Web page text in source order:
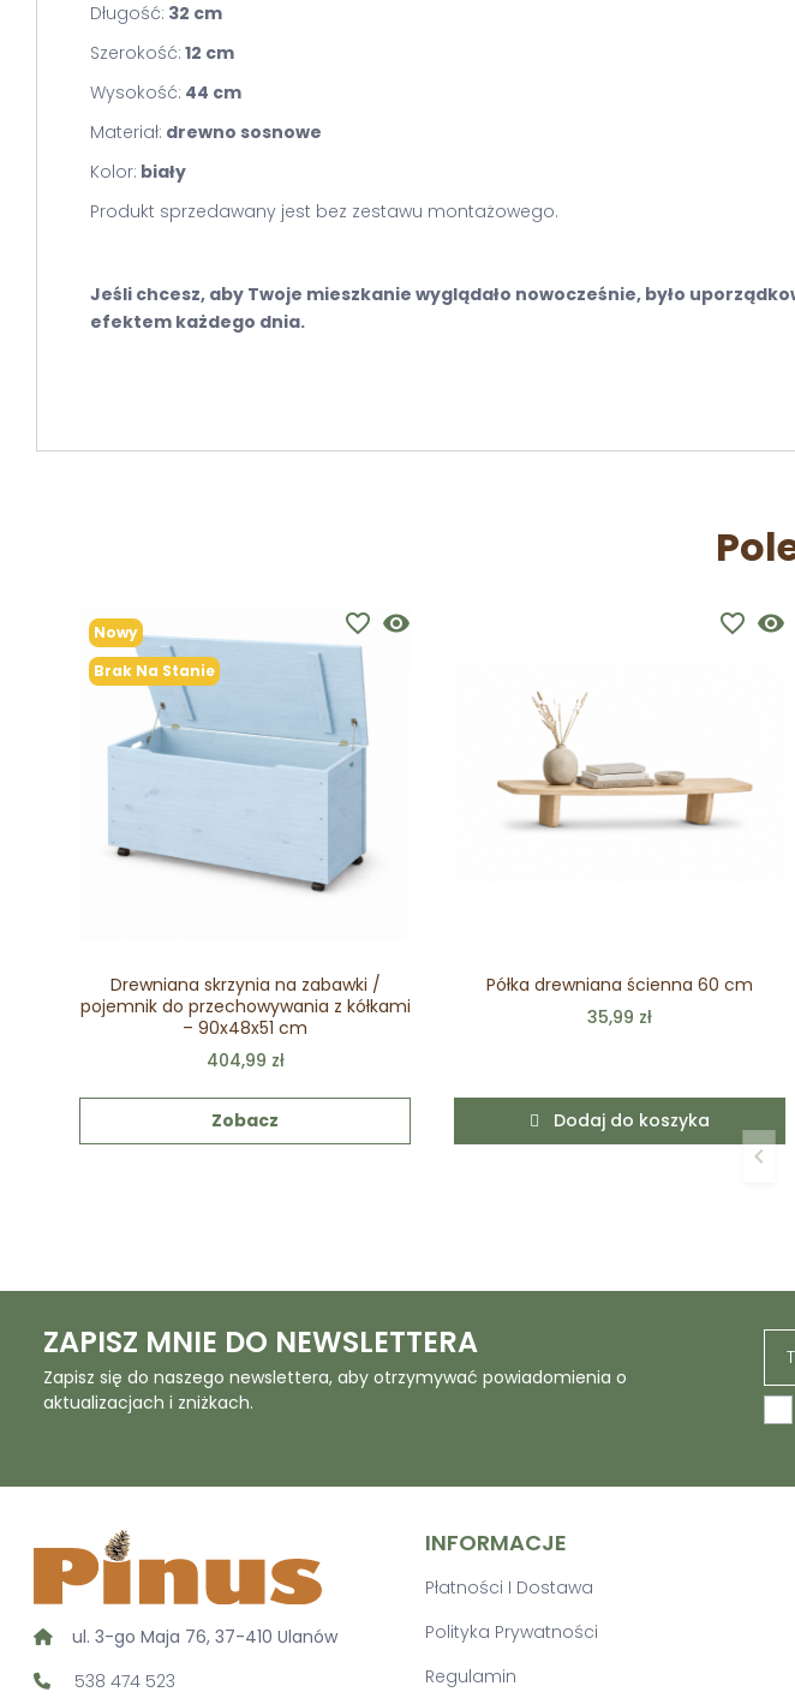
Długość: 32 cm
Szerokość: 12 cm
Wysokość: 44 cm
Materiał: drewno sosnowe
Kolor: biały
Produkt sprzedawany jest bez zestawu montażowego.
Jeśli chcesz, aby Twoje mieszkanie wyglądało nowocześnie, było
efektem każdego dnia.
Nowy
Brak Na Stanie
visibility
favorite_border
Drewniana skrzynia na zabawki /
pojemnik do przechowywania z kółkami
– 90x48x51 cm
404,99 zł
Zobacz
visibility
favorite_border
Półka drewniana ścienna 60 cm
35,99 zł
Dodaj do koszyka
keyboard_arrow_left
ZAPISZ MNIE DO NEWSLETTERA
Zapisz się do naszego newslettera, aby otrzymywać powiadomienia o
aktualizacjach i zniżkach.
ul. 3-go Maja 76, 37-410 Ulanów
538 474 523
INFORMACJE
Płatności I Dostawa
Polityka Prywatności
Regulamin